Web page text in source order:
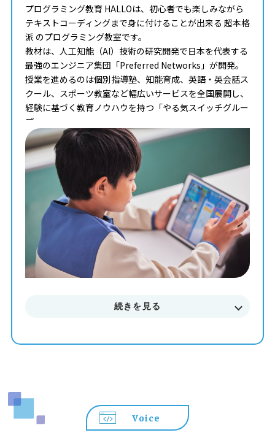
プログラミング教育 HALLOは、初心者でも楽しみながら
テキストコーディングまで身に付けることが出来る 超本格
派 のプログラミング教室です。
教材は、人工知能（AI）技術の研究開発で日本を代表する
最強のエンジニア集団「Preferred Networks」が開発。
授業を進めるのは個別指導塾、知能育成、英語・英会話ス
クール、スポーツ教室など幅広いサービスを全国展開し、
経験に基づく教育ノウハウを持つ「やる気スイッチグルー
プ」。
タイピングからコンピュータサイエンスまで学べる最高の
教材を使って、一人ひとりのペースや理解度に合わせた個
別最適化レッスンでプログラミングを学ぶことが出来ま
まずはお気軽に無料体験授業にご参加下さい。
料金やカリキュラムなどに関してもご説明致します。
続きを見る
Voice